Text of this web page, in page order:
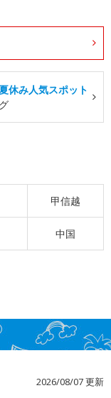
休み人気スポット
甲信越
中国
2026/08/07 更新